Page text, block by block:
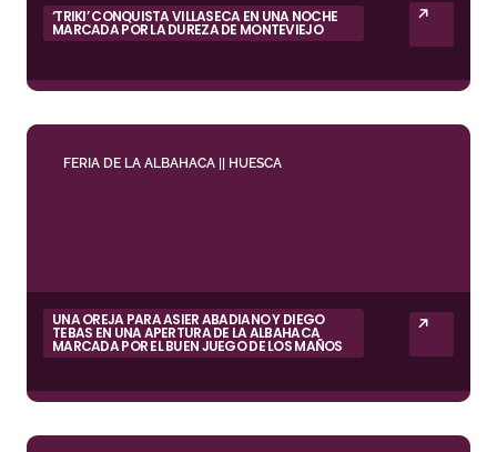
‘TRIKI’ CONQUISTA VILLASECA EN UNA NOCHE
MARCADA POR LA DUREZA DE MONTEVIEJO
FERIA DE LA ALBAHACA || HUESCA
UNA OREJA PARA ASIER ABADIANO Y DIEGO
TEBAS EN UNA APERTURA DE LA ALBAHACA
MARCADA POR EL BUEN JUEGO DE LOS MAÑOS